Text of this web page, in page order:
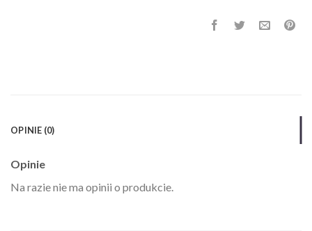
OPINIE (0)
Opinie
Na razie nie ma opinii o produkcie.